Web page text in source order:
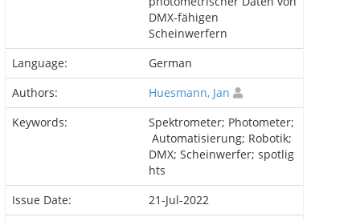
DMX-fähigen
Scheinwerfern
Language:
German
Authors:
Huesmann, Jan
Keywords:
Spektrometer; Photometer;
Automatisierung; Robotik;
DMX; Scheinwerfer; spotlig
hts
Issue Date:
21-Jul-2022